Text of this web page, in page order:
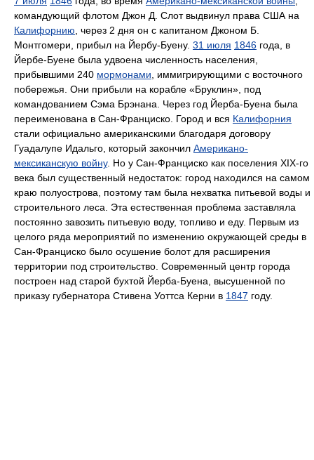
командующий флотом Джон Д. Слот выдвинул права США на
Калифорнию, через 2 дня он с капитаном Джоном Б.
Монтгомери, прибыл на Йербу-Буену. 31 июля 1846 года, в
Йербе-Буене была удвоена численность населения,
прибывшими 240 мормонами, иммигрирующими с восточного
побережья. Они прибыли на корабле «Бруклин», под
командованием Сэма Брэнана. Через год Йерба-Буена была
переименована в Сан-Франциско. Город и вся Калифорния
стали официально американскими благодаря договору
Гуадалупе Идальго, который закончил Американо-
мексиканскую войну. Но у Сан-Франциско как поселения XIX-го
века был существенный недостаток: город находился на самом
краю полуострова, поэтому там была нехватка питьевой воды и
строительного леса. Эта естественная проблема заставляла
постоянно завозить питьевую воду, топливо и еду. Первым из
целого ряда мероприятий по изменению окружающей среды в
Сан-Франциско было осушение болот для расширения
территории под строительство. Современный центр города
построен над старой бухтой Йерба-Буена, высушенной по
приказу губернатора Стивена Уоттса Керни в 1847 году.